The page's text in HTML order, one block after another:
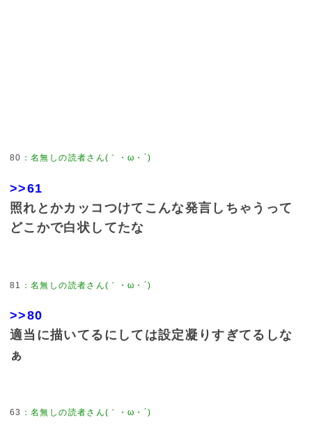
80 ：名無しの読者さん(｀・ω・´)
>>61
照れとかカッコつけてこんな発言しちゃうって
どこかで白状してたな
81 ：名無しの読者さん(｀・ω・´)
>>80
適当に描いてるにしては設定凝りすぎてるしな
ぁ
63 ：名無しの読者さん(｀・ω・´)